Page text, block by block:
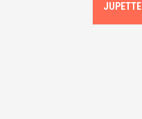
JUPETTE